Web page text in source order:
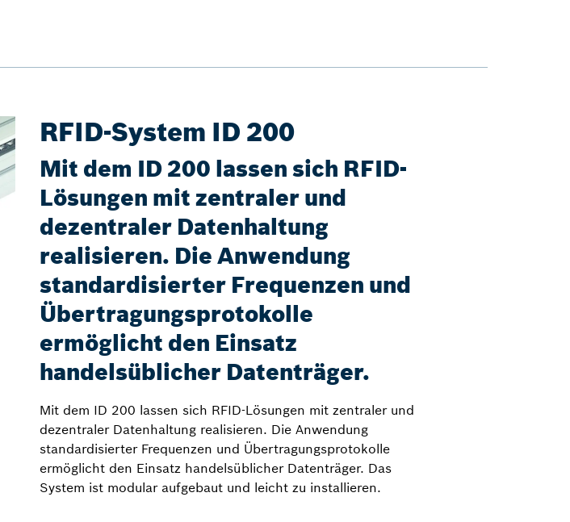
RFID-System ID 200
Mit dem ID 200 lassen sich RFID-
Lösungen mit zentraler und
dezentraler Datenhaltung
realisieren. Die Anwendung
standardisierter Frequenzen und
Übertragungsprotokolle
ermöglicht den Einsatz
handelsüblicher Datenträger.
Mit dem ID 200 lassen sich RFID-Lösungen mit zentraler und
dezentraler Datenhaltung realisieren. Die Anwendung
standardisierter Frequenzen und Übertragungsprotokolle
ermöglicht den Einsatz handelsüblicher Datenträger. Das
System ist modular aufgebaut und leicht zu installieren.